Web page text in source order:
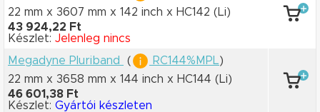
22 mm x 3607 mm x 142 inch x HC142 (Li)
43 924,22 Ft
Készlet: Jelenleg nincs
Megadyne Pluriband
( RC144%MPL)
22 mm x 3658 mm x 144 inch x HC144 (Li)
46 601,38 Ft
Készlet: Gyártói készleten